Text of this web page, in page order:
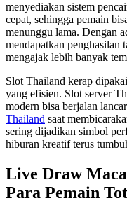
menyediakan sistem
cepat, sehingga pemain
menunggu lama. Dengan
mendapatkan penghasilan
mengajak lebih banyak
Slot Thailand kerap
yang efisien. Slot server
modern bisa berjalan
Thailand saat
sering dijadikan simbol
hiburan kreatif terus
Live Draw
Para Pemain